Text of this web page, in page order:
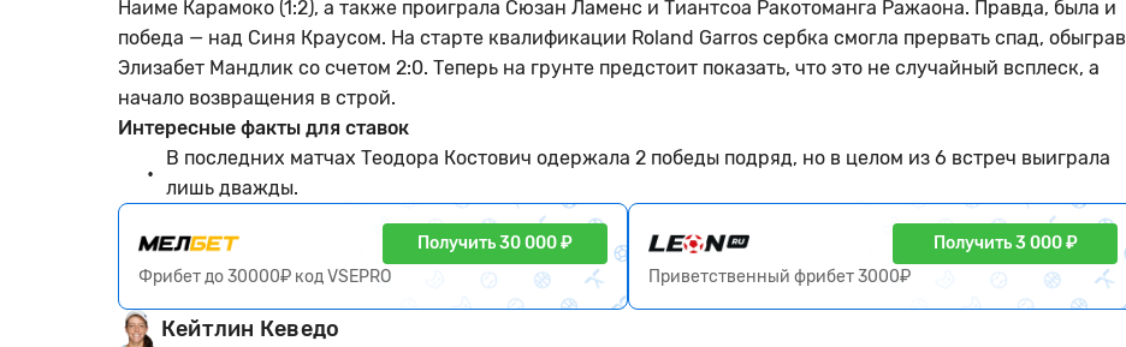
Наиме Карамоко (1:2), а также проиграла Сюзан Ламенс и Тиантсоа Ракотоманга Ражаона. Правда, была и
победа — над Синя Краусом. На старте квалификации Roland Garros сербка смогла прервать спад, обыграв
Элизабет Мандлик со счетом 2:0. Теперь на грунте предстоит показать, что это не случайный всплеск, а
начало возвращения в строй.
Интересные факты для ставок
В последних матчах Теодора Костович одержала 2 победы подряд, но в целом из 6 встреч выиграла
лишь дважды.
Получить 30 000 ₽
Фрибет до 30000₽ код VSEPRO
Получить 3 000 ₽
Приветственный фрибет 3000₽
Кейтлин Кеведо